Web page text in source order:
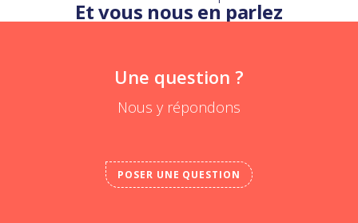
Et vous nous en parlez
Une question ?
Nous y répondons
POSER UNE QUESTION